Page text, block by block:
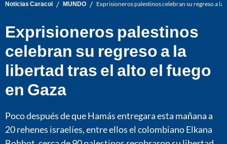
Noticias Caracol / MUNDO / Exprisioneros palestinos celebran su regreso a la
Exprisioneros palestinos
celebran su regreso a la
libertad tras el alto el fuego
en Gaza
Poco después de que Hamás entregara esta mañana a
20 rehenes israelíes, entre ellos el colombiano Elkana